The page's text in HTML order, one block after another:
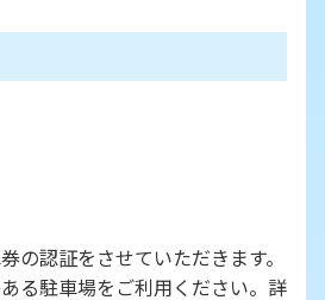
認証をさせていただきます。
ある駐車場をご利用ください。詳